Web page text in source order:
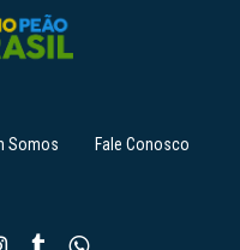
Somos Fale Conosco